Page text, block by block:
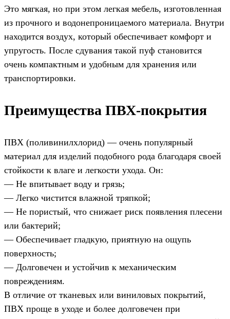
Это мягкая, но при этом легкая мебель, изготовленная
из прочного и водонепроницаемого материала. Внутри
находится воздух, который обеспечивает комфорт и
упругость. После сдувания такой пуф становится
очень компактным и удобным для хранения или
транспортировки.
Преимущества ПВХ-покрытия
ПВХ (поливинилхлорид) — очень популярный
материал для изделий подобного рода благодаря своей
стойкости к влаге и легкости ухода. Он:
— Не впитывает воду и грязь;
— Легко чистится влажной тряпкой;
— Не пористый, что снижает риск появления плесени
или бактерий;
— Обеспечивает гладкую, приятную на ощупь
поверхность;
— Долговечен и устойчив к механическим
повреждениям.
В отличие от тканевых или виниловых покрытий,
ПВХ проще в уходе и более долговечен при